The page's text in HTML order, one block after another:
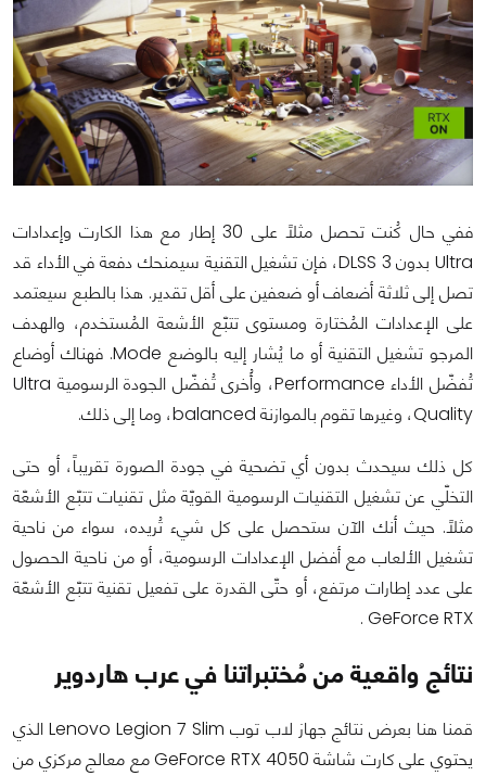
ففي حال كُنت تحصل مثلاً على 30 إطار مع هذا الكارت وإعدادات
Ultra بدون DLSS 3، فإن تشغيل التقنية سيمنحك دفعة في الأداء قد
تصل إلى ثلاثة أضعاف أو ضعفين على أقل تقدير. هذا بالطبع سيعتمد
على الإعدادات المُختارة ومستوى تتبّع الأشعة المُستخدم، والهدف
المرجو تشغيل التقنية أو ما يُشار إليه بالوضع Mode. فهناك أوضاع
تُفضّل الأداء Performance، وأُخرى تُفضّل الجودة الرسومية Ultra
Quality، وغيرها تقوم بالموازنة balanced، وما إلى ذلك.
كل ذلك سيحدث بدون أي تضحية في جودة الصورة تقريباً، أو حتى
التخلّي عن تشغيل التقنيات الرسومية القويّة مثل تقنيات تتبّع الأشعّة
مثلاً. حيث أنك الآن ستحصل على كل شيء تُريده، سواء من ناحية
تشغيل الألعاب مع أفضل الإعدادات الرسومية، أو من ناحية الحصول
على عدد إطارات مرتفع، أو حتّى القدرة على تفعيل تقنية تتبّع الأشعّة
GeForce RTX .
نتائج واقعية من مُختبراتنا في عرب هاردوير
قمنا هنا بعرض نتائج جهاز لاب توب
Lenovo Legion 7 Slim الذي
يحتوي على كارت شاشة GeForce RTX 4050 مع معالج مركزي من